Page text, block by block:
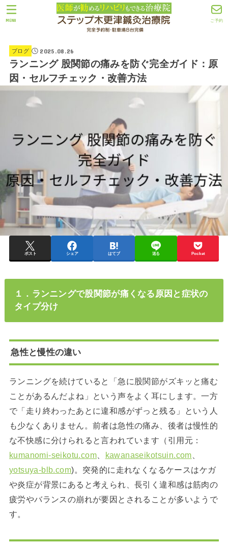
ご予約
MENU
ブログ 2025.08.26
ランニング 股関節の痛みを防ぐ完全ガイド：原
因・セルフチェック・改善方法
ポスト シェア はてブ 送る Pocket
１．ランニングで股関節が痛くなる原因と症状の
タイプ分け
急性と慢性の違い
ランニングを続けていると「急に股関節がズキッと痛む
ことがあるんだよね」という声をよく耳にします。一方
で「走り終わったあとに違和感がずっと残る」という人
も少なくありません。前者は急性の痛み、後者は慢性的
な不快感に分けられると言われています（引用元：
kumanomi-seikotu.com
kawanaseikotsuin.com
yotsuya-blb.com)。突発的に走れなくなるケースはケガ
や炎症が背景にあると考えられ、長引く違和感は筋肉の
疲労やバランスの崩れが要因とされることが多いようで
す。